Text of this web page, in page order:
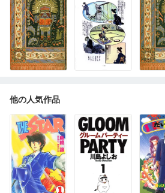
他の人気作品